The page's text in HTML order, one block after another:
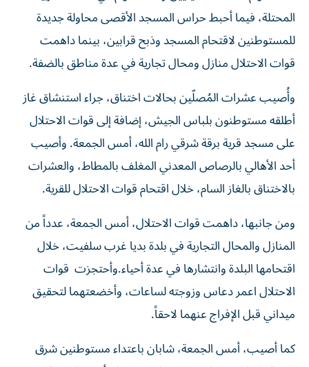
المحتلة، فيما أحبط حراس المسجد الأقصى محاولة جديدة
للمستوطنين لاقتحام المسجد وذبح قرابين، بينما داهمت
قوات الاحتلال منازل ومحال تجارية في عدة مناطق بالضفة.
وأُصيب عشرات المُصلّين بحالات اختناق، جراء استنشاق غاز
أطلقه مستوطنون بلباس الجيش، إضافة إلى قوات الاحتلال
على مسجد قرية برقة شرقي رام الله، أمس الجمعة. وأصيب
أحد الأهالي بالرصاص المعدني المغلف بالمطاط، والعشرات
بالاختناق بالغاز السام، خلال اقتحام قوات الاحتلال للقرية.
ومن جانبها، داهمت قوات الاحتلال، أمس الجمعة، عدداً من
المنازل والمحال التجارية في بلدة بديا غرب سلفيت، خلال
اقتحامها البلدة وانتشارها في عدة أحياء.وأحتجزت قوات
الاحتلال اعمر دعاس وزوجته لساعات، وأخضعتهما لتحقيق
ميداني قبل الإفراج عنهما لاحقاً.
كما أصيب، أمس الجمعة، شابان باعتداء مستوطنين شرق